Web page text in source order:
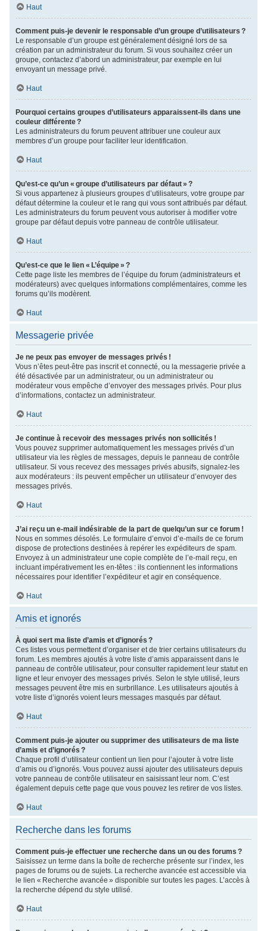
Haut
Comment puis-je devenir le responsable d’un groupe d’utilisateurs ?
Le responsable d’un groupe est généralement désigné lors de sa
création par un administrateur du forum. Si vous souhaitez créer un
groupe, contactez d’abord un administrateur, par exemple en lui
envoyant un message privé.
Haut
Pourquoi certains groupes d’utilisateurs apparaissent-ils dans une
couleur différente ?
Les administrateurs du forum peuvent attribuer une couleur aux
membres d’un groupe pour faciliter leur identification.
Haut
Qu’est-ce qu’un « groupe d’utilisateurs par défaut » ?
Si vous appartenez à plusieurs groupes d’utilisateurs, votre groupe par
défaut détermine la couleur et le rang qui vous sont attribués par défaut.
Les administrateurs du forum peuvent vous autoriser à modifier votre
groupe par défaut depuis votre panneau de contrôle utilisateur.
Haut
Qu’est-ce que le lien « L’équipe » ?
Cette page liste les membres de l’équipe du forum (administrateurs et
modérateurs) avec quelques informations complémentaires, comme les
forums qu’ils modèrent.
Haut
Messagerie privée
Je ne peux pas envoyer de messages privés !
Vous n’êtes peut-être pas inscrit et connecté, ou la messagerie privée a
été désactivée par un administrateur, ou un administrateur ou
modérateur vous empêche d’envoyer des messages privés. Pour plus
d’informations, contactez un administrateur.
Haut
Je continue à recevoir des messages privés non sollicités !
Vous pouvez supprimer automatiquement les messages privés d’un
utilisateur via les règles de messages, depuis le panneau de contrôle
utilisateur. Si vous recevez des messages privés abusifs, signalez-les
aux modérateurs : ils peuvent empêcher un utilisateur d’envoyer des
messages privés.
Haut
J’ai reçu un e-mail indésirable de la part de quelqu’un sur ce forum !
Nous en sommes désolés. Le formulaire d’envoi d’e-mails de ce forum
dispose de protections destinées à repérer les expéditeurs de spam.
Envoyez à un administrateur une copie complète de l’e-mail reçu, en
incluant impérativement les en-têtes : ils contiennent les informations
nécessaires pour identifier l’expéditeur et agir en conséquence.
Haut
Amis et ignorés
À quoi sert ma liste d’amis et d’ignorés ?
Ces listes vous permettent d’organiser et de trier certains utilisateurs du
forum. Les membres ajoutés à votre liste d’amis apparaissent dans le
panneau de contrôle utilisateur, pour consulter rapidement leur statut en
ligne et leur envoyer des messages privés. Selon le style utilisé, leurs
messages peuvent être mis en surbrillance. Les utilisateurs ajoutés à
votre liste d’ignorés voient leurs messages masqués par défaut.
Haut
Comment puis-je ajouter ou supprimer des utilisateurs de ma liste
d’amis et d’ignorés ?
Chaque profil d’utilisateur contient un lien pour l’ajouter à votre liste
d’amis ou d’ignorés. Vous pouvez aussi ajouter des utilisateurs depuis
votre panneau de contrôle utilisateur en saisissant leur nom. C’est
également depuis cette page que vous pouvez les retirer de vos listes.
Haut
Recherche dans les forums
Comment puis-je effectuer une recherche dans un ou des forums ?
Saisissez un terme dans la boîte de recherche présente sur l’index, les
pages de forums ou de sujets. La recherche avancée est accessible via
le lien « Recherche avancée » disponible sur toutes les pages. L’accès à
la recherche dépend du style utilisé.
Haut